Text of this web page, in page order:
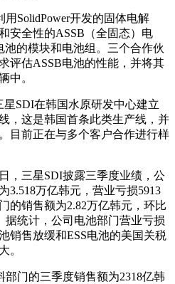
SolidPower开发的固体电解
安全性的ASSB（全固态）电
的模块和电池组。三个合作伙
评估ASSB电池的性能，并将其
中。
星SDI在韩国水原研发中心建立
，这是韩国首条此类生产线，并
目前正在与多个客户合作进行样
，三星SDI披露三季度业绩，公
3.518万亿韩元，营业亏损5913
的销售额为2.82万亿韩元，环比
据统计，公司电池部门营业亏损
销售放缓和ESS电池的美国关税
。
部门的三季度销售额为2318亿韩